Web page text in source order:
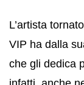
L’artista
VIP ha dalla
che gli dedica